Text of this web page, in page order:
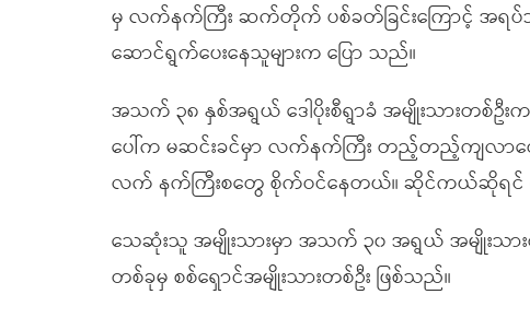
မှ လက်နက်ကြီး ဆက်တိုက် ပစ်ခတ်ခြင်းကြောင့် အ
ဆောင်ရွက်ပေးနေသူများက ပြော သည်။
အသက် ၃၈ နှစ်အရွယ် ဒေါပိုးစီရွာခံ အမျိုးသားတစ်ဦ
ပေါ်က မဆင်းခင်မှာ လက်နက်ကြီး တည့်တည့်ကျလာတ
လက် နက်ကြီးစတွေ စိုက်ဝင်နေတယ်။ ဆိုင်ကယ်ဆိုရင် တ
သေဆုံးသူ အမျိုးသားမှာ အသက် ၃၀ အရွယ် အမျိုးသားတ
တစ်ခုမှ စစ်ရှောင်အမျိုးသားတစ်ဦး ဖြစ်သည်။